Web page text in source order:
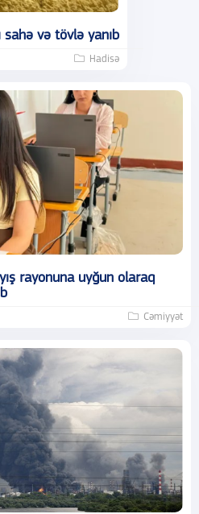
və tövlə yanıb
Hadisə
rayonuna uyğun olaraq
Cəmiyyət